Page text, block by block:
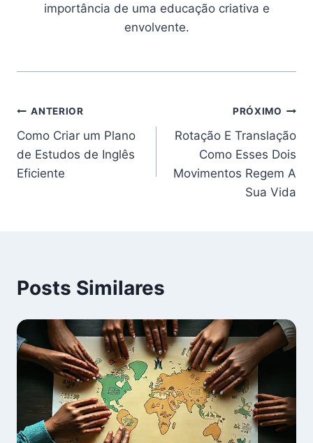
importância de uma educação criativa e
envolvente.
Navegação
de
Post
ANTERIOR
Como Criar um Plano
de Estudos de Inglês
Eficiente
PRÓXIMO
Rotação E Translação
Como Esses Dois
Movimentos Regem A
Sua Vida
Posts Similares